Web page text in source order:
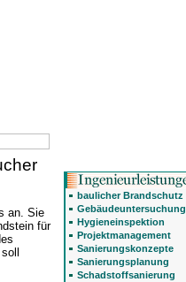
an. Sie
für
baulicher Brandschutz
Gebäudeuntersuchung
Hygieneinspektion
Projektmanagement
Sanierungskonzepte
Sanierungsplanung
Schadstoffsanierung